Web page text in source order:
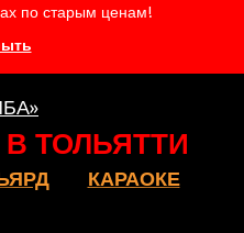
по старым ценам!
ТОЛЬЯТТИ
КАРАОКЕ